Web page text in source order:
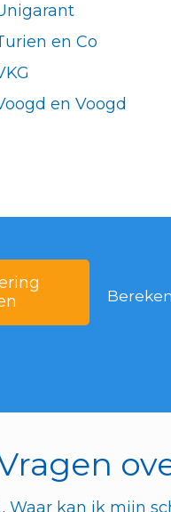
en Co
en Voogd
Waar kan ik mijn